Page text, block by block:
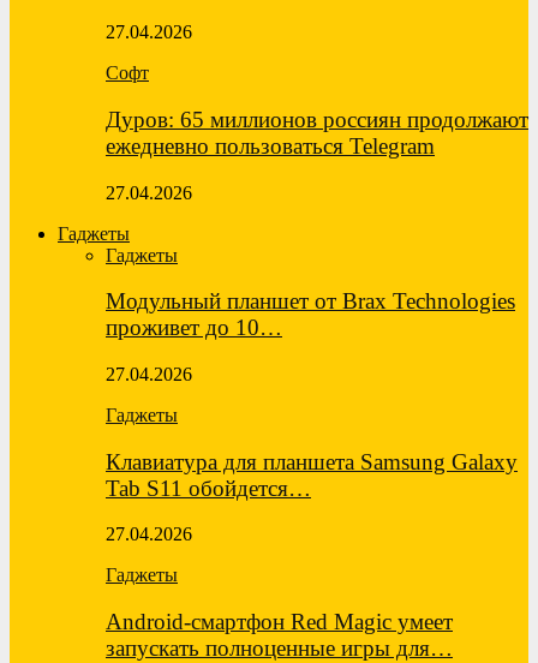
27.04.2026
Софт
Дуров: 65 миллионов россиян продолжают
ежедневно пользоваться Telegram
27.04.2026
Гаджеты
Гаджеты
Модульный планшет от Brax Technologies
проживет до 10…
27.04.2026
Гаджеты
Клавиатура для планшета Samsung Galaxy
Tab S11 обойдется…
27.04.2026
Гаджеты
Android-смартфон Red Magic умеет
запускать полноценные игры для…